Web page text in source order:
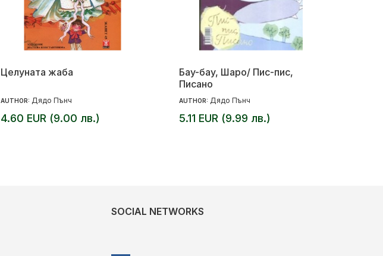
Целуната жаба
AUTHOR: Дядо Пънч
4.60 EUR (9.00 лв.)
Бау-бау, Шаро/ Пис-пис,
Писано
AUTHOR: Дядо Пънч
5.11 EUR (9.99 лв.)
SOCIAL NETWORKS